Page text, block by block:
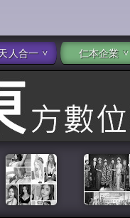
人合一 仁本企業